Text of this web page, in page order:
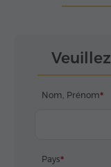
Nom, Prénom
Pays